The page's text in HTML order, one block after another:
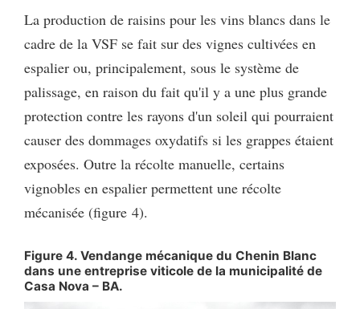
La production de raisins pour les vins blancs dans le
cadre de la VSF se fait sur des vignes cultivées en
espalier ou, principalement, sous le système de
palissage, en raison du fait qu'il y a une plus grande
protection contre les rayons d'un soleil qui pourraient
causer des dommages oxydatifs si les grappes étaient
exposées. Outre la récolte manuelle, certains
vignobles en espalier permettent une récolte
mécanisée (figure 4).
Figure 4. Vendange mécanique du Chenin Blanc
dans une entreprise viticole de la municipalité de
Casa Nova – BA.